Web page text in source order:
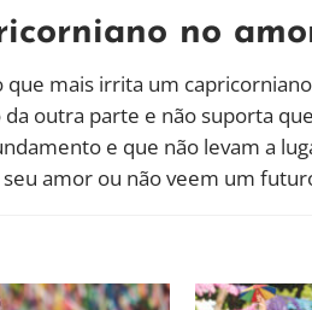
no
mais irrita um
outra parte e não suporta
e que não levam a
amor ou não veem um